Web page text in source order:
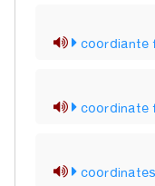
coordiante
coordinate